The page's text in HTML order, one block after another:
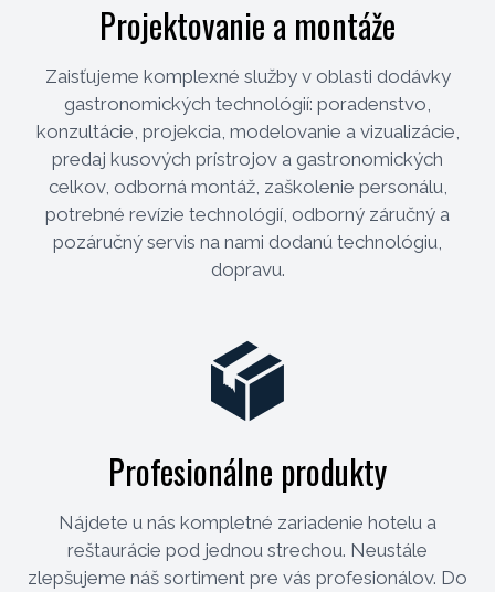
Projektovanie a montáže
Zaisťujeme komplexné služby v oblasti dodávky
gastronomických technológií: poradenstvo,
konzultácie, projekcia, modelovanie a vizualizácie,
predaj kusových prístrojov a gastronomických
celkov, odborná montáž, zaškolenie personálu,
potrebné revízie technológií, odborný záručný a
pozáručný servis na nami dodanú technológiu,
dopravu.
Profesionálne produkty
Nájdete u nás kompletné zariadenie hotelu a
reštaurácie pod jednou strechou. Neustále
zlepšujeme náš sortiment pre vás profesionálov. Do